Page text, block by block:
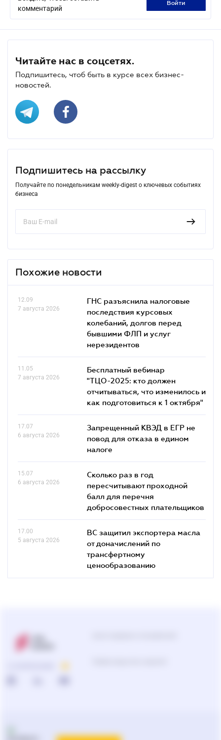
комментарий
войти
Читайте нас в соцсетях.
Подпишитесь, чтоб быть в курсе всех бизнес-
новостей.
Подпишитесь на рассылку
Получайте по понедельникам weekly-digest о ключевых событиях
бизнеса
Похожие новости
12.09
7 августа 2026
ГНС разъяснила налоговые
последствия курсовых
колебаний, долгов перед
бывшими ФЛП и услуг
нерезидентов
11.05
7 августа 2026
Бесплатный вебинар
"ТЦО-2025: кто должен
отчитываться, что изменилось и
как подготовиться к 1 октября"
17.07
6 августа 2026
Запрещенный КВЭД в ЕГР не
повод для отказа в едином
налоге
15.07
6 августа 2026
Сколько раз в год
пересчитывают проходной
балл для перечня
добросовестных плательщиков
17.00
5 августа 2026
ВС защитил экспортера масла
от доначислений по
трансфертному
ценообразованию
Реклама и PR